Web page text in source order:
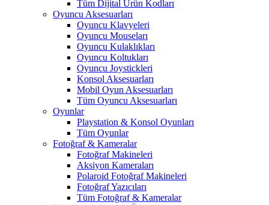
Tüm Dijital Ürün Kodları
Oyuncu Aksesuarları
Oyuncu Klavyeleri
Oyuncu Mouseları
Oyuncu Kulaklıkları
Oyuncu Koltukları
Oyuncu Joystickleri
Konsol Aksesuarları
Mobil Oyun Aksesuarları
Tüm Oyuncu Aksesuarları
Oyunlar
Playstation & Konsol Oyunları
Tüm Oyunlar
Fotoğraf & Kameralar
Fotoğraf Makineleri
Aksiyon Kameraları
Polaroid Fotoğraf Makineleri
Fotoğraf Yazıcıları
Tüm Fotoğraf & Kameralar